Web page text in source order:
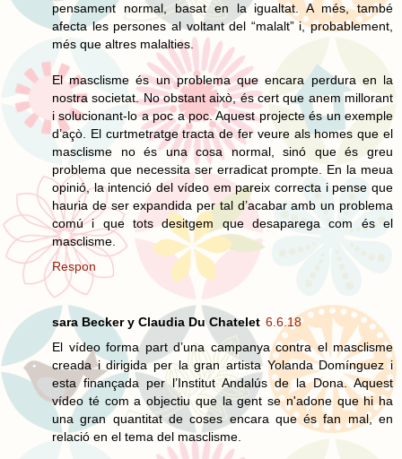
pensament normal, basat en la igualtat. A més, també
afecta les persones al voltant del “malalt” i, probablement,
més que altres malalties.
El masclisme és un problema que encara perdura en la
nostra societat. No obstant això, és cert que anem millorant
i solucionant-lo a poc a poc. Aquest projecte és un exemple
d’açò. El curtmetratge tracta de fer veure als homes que el
masclisme no és una cosa normal, sinó que és greu
problema que necessita ser erradicat prompte. En la meua
opinió, la intenció del vídeo em pareix correcta i pense que
hauria de ser expandida per tal d’acabar amb un problema
comú i que tots desitgem que desaparega com és el
masclisme.
Respon
sara Becker y Claudia Du Chatelet 6.6.18
El vídeo forma part d’una campanya contra el masclisme
creada i dirigida per la gran artista Yolanda Domínguez i
esta finançada per l’Institut Andalús de la Dona. Aquest
vídeo té com a objectiu que la gent se n'adone que hi ha
una gran quantitat de coses encara que és fan mal, en
relació en el tema del masclisme.